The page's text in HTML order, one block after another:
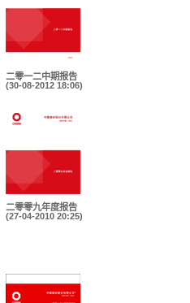
二零一二中期报告
(30-08-2012 18:06)
二零零九年度报告
(27-04-2010 20:25)